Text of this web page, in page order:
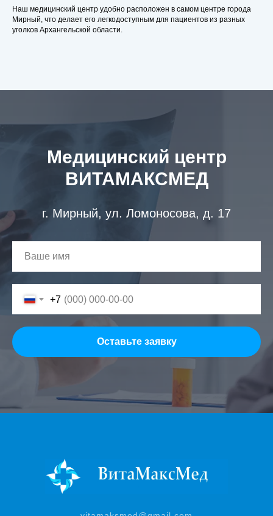
Наш медицинский центр удобно расположен в самом центре города
Мирный, что делает его легкодоступным для пациентов из разных
уголков Архангельской области.
Медицинский центр
ВИТАМАКСМЕД
г. Мирный, ул. Ломоносова, д. 17
+7
Оставьте заявку